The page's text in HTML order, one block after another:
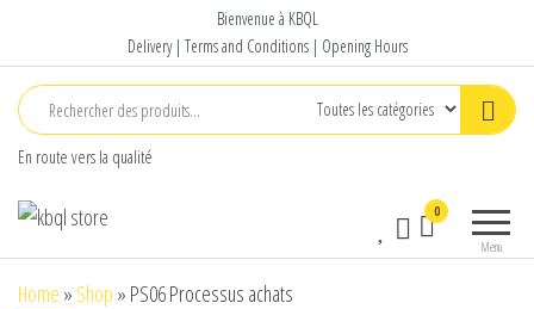
contenu
Bienvenue à KBQL
Delivery | Terms and Conditions | Opening Hours
En route vers la qualité
store Menu
0
Home » Shop » PS06 Processus achats